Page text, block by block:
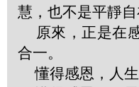
慧，也不是平靜自
原來，正是在
合一。
懂得感恩，人生